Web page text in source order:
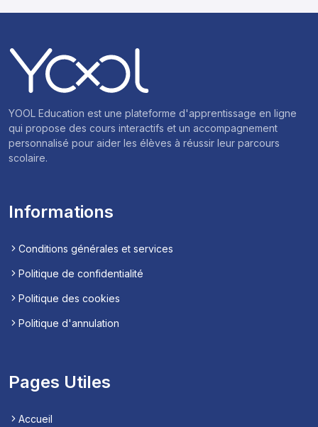
YOOL Education est une plateforme d'apprentissage en ligne
qui propose des cours interactifs et un accompagnement
personnalisé pour aider les élèves à réussir leur parcours
scolaire.
Informations
Conditions générales et services
Politique de confidentialité
Politique des cookies
Politique d'annulation
Pages Utiles
Accueil